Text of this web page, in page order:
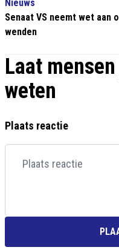
Nieuws
Senaat VS neemt wet aan
wenden
Laat
weten
Plaats reactie